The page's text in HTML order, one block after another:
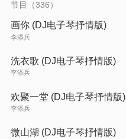
节目（336）
画你 (DJ电子琴抒情版)
李添兵
洗衣歌 (DJ电子琴抒情版)
李添兵
欢聚一堂 (DJ电子琴抒情版)
李添兵
微山湖 (DJ电子琴抒情版)